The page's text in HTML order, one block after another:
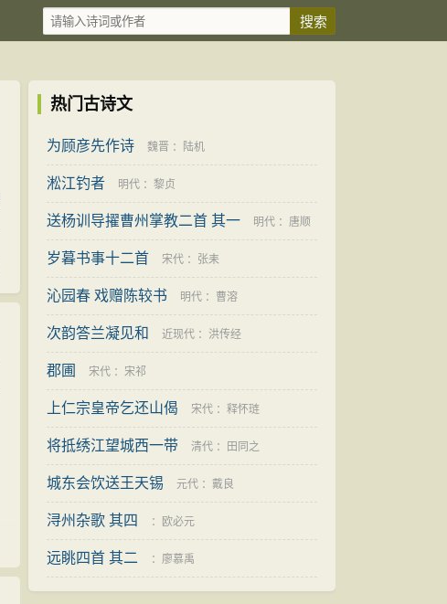
热门古诗文
为顾彦先作诗 魏晋 ： 陆机
淞江钓者 明代 ： 黎贞
送杨训导擢曹州掌教二首 其一 明代 ： 唐顺
之
岁暮书事十二首 宋代 ： 张耒
沁园春 戏赠陈较书 明代 ： 曹溶
次韵答兰凝见和 近现代 ： 洪传经
郡圃 宋代 ： 宋祁
上仁宗皇帝乞还山偈 宋代 ： 释怀琏
将抵绣江望城西一带 清代 ： 田同之
城东会饮送王天锡 元代 ： 戴良
浔州杂歌 其四 ： 欧必元
远眺四首 其二 ： 廖慕禹